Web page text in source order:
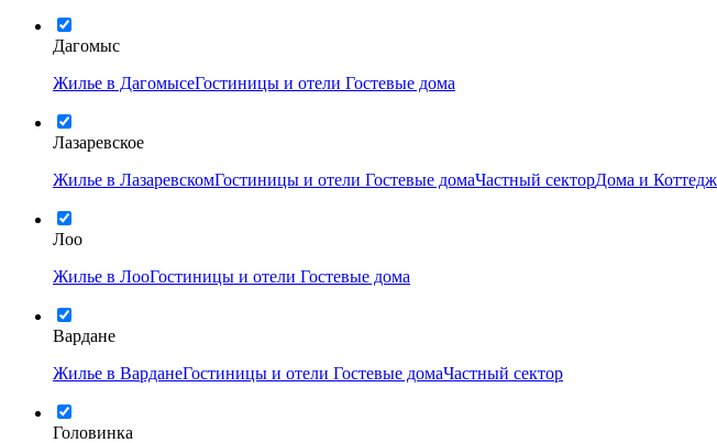
Дагомыс
Жилье в ДагомысеГостиницы и отели Гостевые дома
Лазаревское
Жилье в ЛазаревскомГостиницы и отели Гостевые домаЧастный секторДома и
Лоо
Жилье в ЛооГостиницы и отели Гостевые дома
Вардане
Жилье в ВарданеГостиницы и отели Гостевые домаЧастный сектор
Головинка